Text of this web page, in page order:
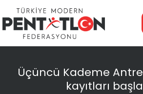
Üçüncü Kademe
kayıtları